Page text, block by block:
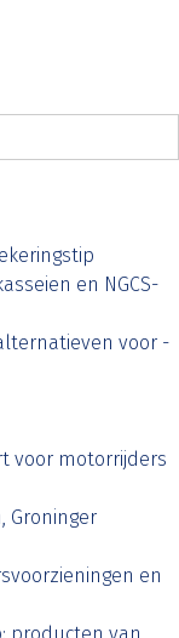
en NGCS-
voor -
voor motorrijders
Groninger
en